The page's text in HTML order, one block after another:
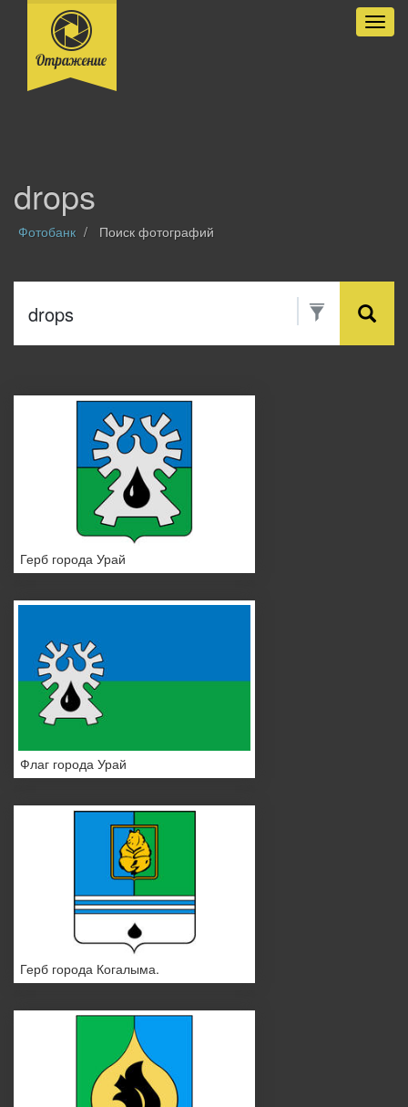
drops
Фотобанк Поиск фотографий
Герб города Урай
Флаг города Урай
Герб города Когалыма.